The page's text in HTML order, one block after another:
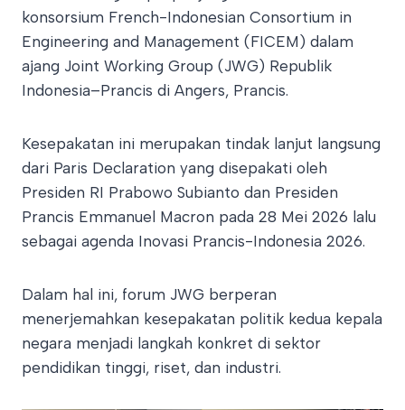
konsorsium French-Indonesian Consortium in
Engineering and Management (FICEM) dalam
ajang Joint Working Group (JWG) Republik
Indonesia–Prancis di Angers, Prancis.​
Kesepakatan ini merupakan tindak lanjut langsung
dari Paris Declaration yang disepakati oleh
Presiden RI Prabowo Subianto dan Presiden
Prancis Emmanuel Macron pada 28 Mei 2026 lalu
sebagai agenda Inovasi Prancis-Indonesia 2026.
Dalam hal ini, forum JWG berperan
menerjemahkan kesepakatan politik kedua kepala
negara menjadi langkah konkret di sektor
pendidikan tinggi, riset, dan industri.